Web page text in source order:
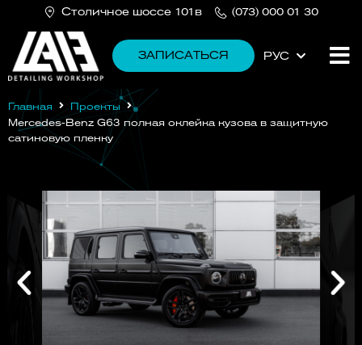
Cтоличное шоссе 101в (073) 000 01 30
ЗАПИСАТЬСЯ РУС
УКР
Главная
Проекты
Mercedes-Benz G63 полная оклейка кузова в защитную
сатиновую пленку